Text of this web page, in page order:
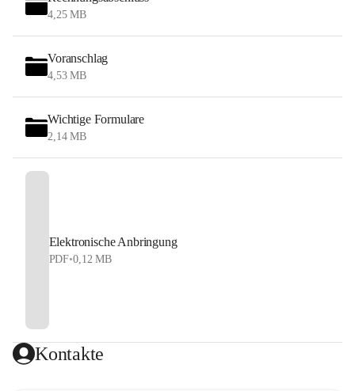
4,25 MB
Voranschlag
4,53 MB
Wichtige Formulare
2,14 MB
Elektronische Anbringung
PDF•0,12 MB
Kontakte